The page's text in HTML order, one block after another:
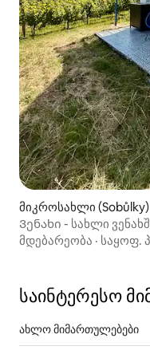
მიკროსახლი (Sobůlky)
Ვენახი - სახლი
მდებარეობა · საყოფ.
საინტერესო
ახლო მიმართულებები